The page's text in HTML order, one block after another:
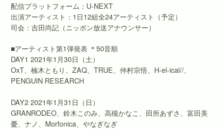
配信プラットフォーム：U-NEXT
出演アーティスト：1日12組全24アーティスト（予定）
司会：吉田尚記（ニッポン放送アナウンサー）
■アーティスト第1弾発表 ＊50音順
DAY1 2021年1月30日（土）
OxT、楠木ともり、ZAQ、TRUE、仲村宗悟、H-el-ical//、
PENGUIN RESEARCH
DAY2 2021年1月31日（日）
GRANRODEO、鈴木このみ、高槻かなこ、田所あずさ、富田美
憂、ナノ、Morfonica、やなぎなぎ